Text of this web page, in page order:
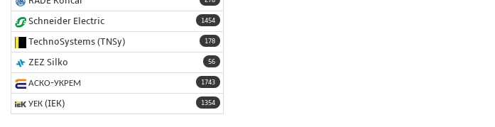
1454
Schneider Electric
178
TechnoSystems (TNSy)
56
ZEZ Silko
1743
АСКО-УКРЕМ
1354
УЕК (IEK)